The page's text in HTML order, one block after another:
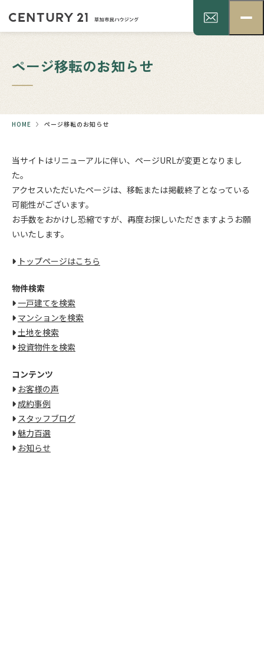
ページ移転のお知らせ
HOME ページ移転のお知らせ
当サイトはリニューアルに伴い、ページURLが変更となりまし
た。
アクセスいただいたページは、移転または掲載終了となっている
可能性がございます。
お手数をおかけし恐縮ですが、再度お探しいただきますようお願
いいたします。
トップページはこちら
物件検索
一戸建てを検索
マンションを検索
土地を検索
投資物件を検索
コンテンツ
お客様の声
成約事例
スタッフブログ
魅力百選
お知らせ